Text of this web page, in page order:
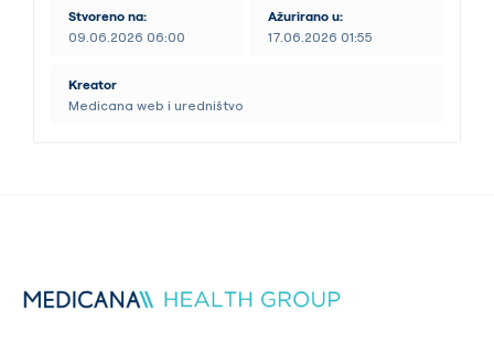
Stvoreno na:
09.06.2026 06:00
Ažurirano u:
17.06.2026 01:55
Kreator
Medicana web i uredništvo